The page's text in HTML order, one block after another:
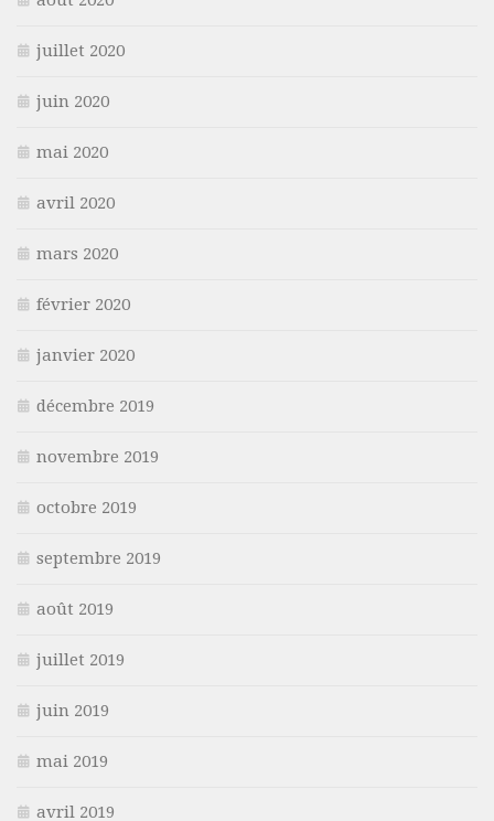
juillet 2020
juin 2020
mai 2020
avril 2020
mars 2020
février 2020
janvier 2020
décembre 2019
novembre 2019
octobre 2019
septembre 2019
août 2019
juillet 2019
juin 2019
mai 2019
avril 2019